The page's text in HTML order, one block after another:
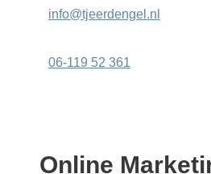
info@tjeerdengel.nl
06-119 52 361
Online